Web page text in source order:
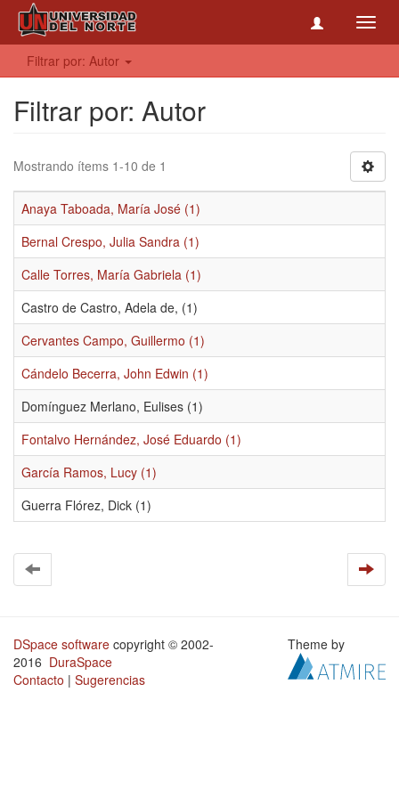
Filtrar por: Autor
Filtrar por: Autor
Mostrando ítems 1-10 de 1
Anaya Taboada, María José (1)
Bernal Crespo, Julia Sandra (1)
Calle Torres, María Gabriela (1)
Castro de Castro, Adela de, (1)
Cervantes Campo, Guillermo (1)
Cándelo Becerra, John Edwin (1)
Domínguez Merlano, Eulises (1)
Fontalvo Hernández, José Eduardo (1)
García Ramos, Lucy (1)
Guerra Flórez, Dick (1)
DSpace software copyright © 2002-
2016 DuraSpace
Contacto | Sugerencias
Theme by